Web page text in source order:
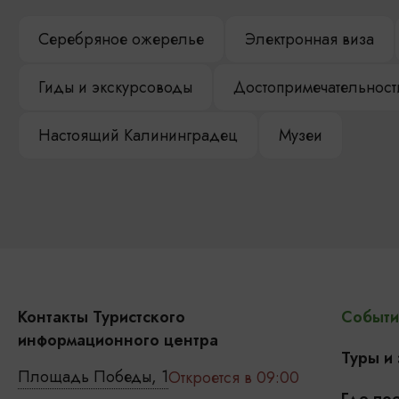
Серебряное ожерелье Электронная виза
Гиды и экскурсоводы
Настоящий Калининградец Музеи
Контакты Туристского
информационного центра
Площадь Победы, 1Откроется в 09:00
Туры и